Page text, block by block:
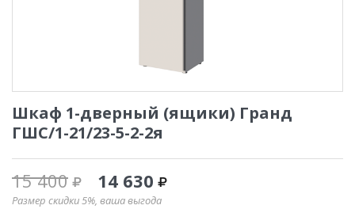
Шкаф 1-дверный (ящики) Гранд
ГШС/1-21/23-5-2-2я
15 400 14 630
Размер скидки 5%, ваша выгода